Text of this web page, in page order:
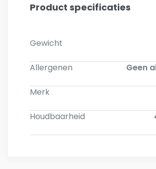
Product specificaties
Gewicht
Allergenen Geen
Merk
Houdbaarheid